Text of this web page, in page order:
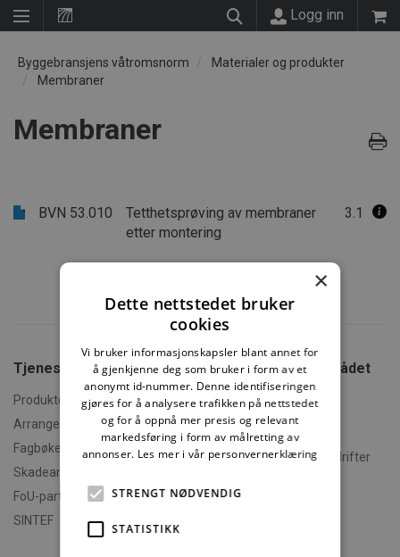
Logg inn
Byggebransjens våtromsnorm
Materialer og produkter
Membraner
Membraner
BVN 53.010
Tetthetsprøving av membraner
etter montering
3.1
Tjenester fra SINTEF
Produktdokumentasjon
Arrangementer og kurs
Fagbøker og nettkurs
Skadeanalyse
FoU-partner
SINTEF
Tjenester fra Fagrådet
for Våtrom
Kurs i Byggebransjens
våtromsnorm
Godkjente våtromsbedrifter
hjemmesider
×
Dette nettstedet bruker
cookies
Vi bruker informasjonskapsler blant annet for
å gjenkjenne deg som bruker i form av et
anonymt id-nummer. Denne identifiseringen
gjøres for å analysere trafikken på nettstedet
og for å oppnå mer presis og relevant
markedsføring i form av målretting av
annonser. Les mer i vår personvernerklæring
STRENGT NØDVENDIG
STATISTIKK